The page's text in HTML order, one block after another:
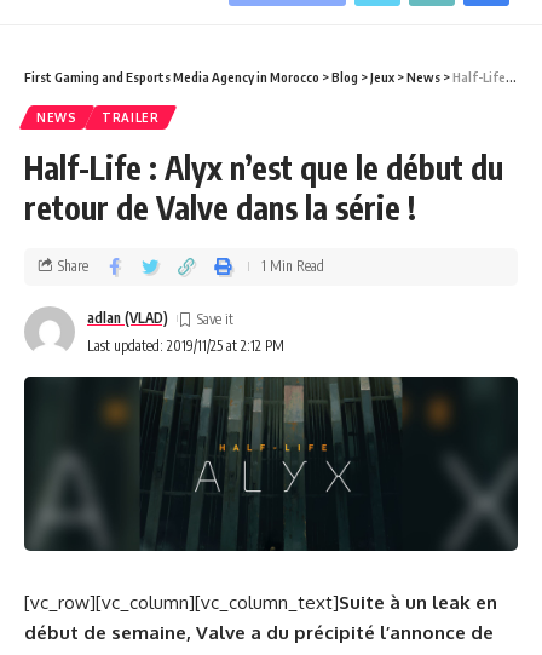
First Gaming and Esports Media Agency in Morocco >Blog >Jeux >News >Half-Life : Alyx n’est que le début du retour de Valve dans la série !
NEWS TRAILER
Half-Life : Alyx n’est que le début du
retour de Valve dans la série !
Last updated: 2019/11/25 at 2:12 PM
adlan (VLAD)
Share 1 Min Read
[vc_row][vc_column][vc_column_text]Suite à un leak en
début de semaine, Valve a du précipité l’annonce de